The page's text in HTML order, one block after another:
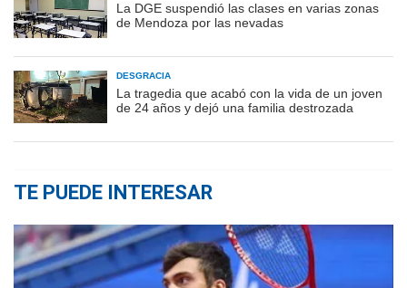
La DGE suspendió las clases en varias zonas
de Mendoza por las nevadas
DESGRACIA
La tragedia que acabó con la vida de un joven
de 24 años y dejó una familia destrozada
TE PUEDE INTERESAR